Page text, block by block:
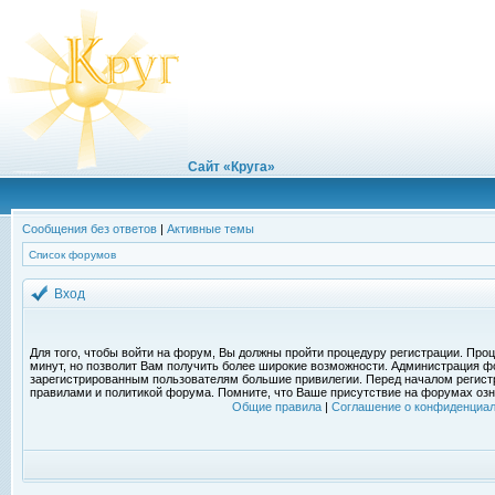
Сайт «Круга»
Сообщения без ответов | Активные темы
Список форумов
Вход
Для того, чтобы войти на форум, Вы должны пройти процедуру регистрации.
минут, но позволит Вам получить более широкие возможности. Администрация
зарегистрированным пользователям большие привилегии. Перед началом
правилами и политикой форума. Помните, что Ваше присутствие на форумах
Общие правила| Соглашение о